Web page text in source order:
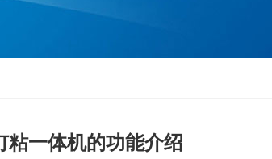
粘一体机的功能介绍